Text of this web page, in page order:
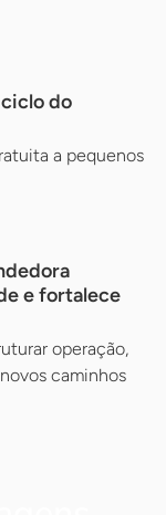
do
a pequenos
e fortalece
operação,
caminhos